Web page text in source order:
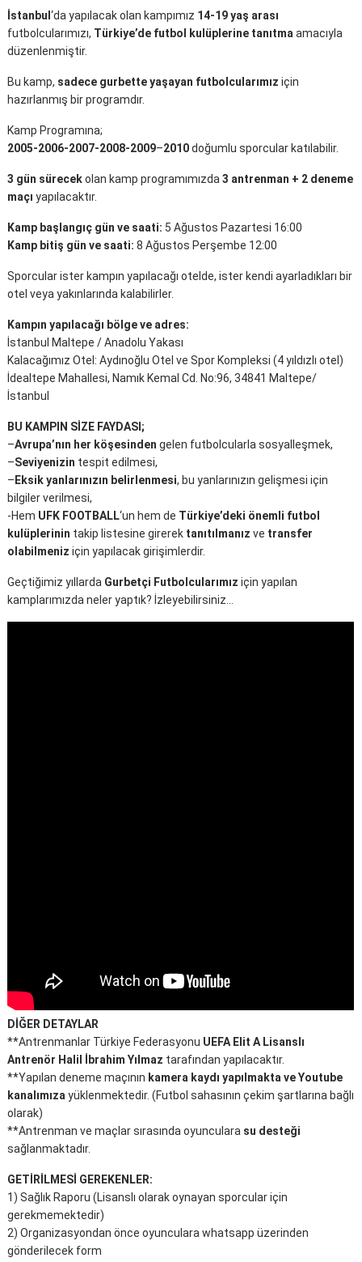
İstanbul‘da yapılacak olan kampımız 14-19 yaş arası
futbolcularımızı, Türkiye’de futbol kulüplerine tanıtmaamacıyla
düzenlenmiştir.
Bu kamp, sadece gurbette yaşayan futbolcularımız için
hazırlanmış bir programdır.
Kamp Programına;
2005-2006-2007-2008-2009–2010doğumlu sporcular katılabilir.
3 gün sürecekolan kamp programımızda3 antrenman + 2 deneme
maçı yapılacaktır.
Kamp başlangıç gün ve saati: 5 Ağustos Pazartesi 16:00
Kamp bitiş gün ve saati: 8 Ağustos Perşembe 12:00
Sporcular ister kampın yapılacağı otelde, ister kendi ayarladıkları bir
otel veya yakınlarında kalabilirler.
Kampın yapılacağı bölge ve adres:
İstanbul Maltepe / Anadolu Yakası
Kalacağımız Otel: Aydınoğlu Otel ve Spor Kompleksi (4 yıldızlı otel)
İdealtepe Mahallesi, Namık Kemal Cd. No:96, 34841 Maltepe/
İstanbul
BU KAMPIN SİZE FAYDASI;
–Avrupa’nın her köşesinden gelen futbolcularla sosyalleşmek,
–Seviyenizin tespit edilmesi,
– Eksik yanlarınızın belirlenmesi, bu yanlarınızın gelişmesi için
bilgiler verilmesi,
-Hem UFK FOOTBALL‘un hem de Türkiye’deki önemli futbol
kulüplerinin takip listesine girerek tanıtılmanız ve transfer
olabilmeniz için yapılacak girişimlerdir.
Geçtiğimiz yıllarda Gurbetçi Futbolcularımız için yapılan
kamplarımızda neler yaptık? İzleyebilirsiniz…
DİĞER DETAYLAR
**Antrenmanlar Türkiye Federasyonu UEFA Elit A Lisanslı
Antrenör Halil İbrahim Yılmaz tarafından yapılacaktır.
**Yapılan deneme maçının kamera kaydı yapılmakta ve Youtube
kanalımızayüklenmektedir. (Futbol sahasının çekim şartlarına bağlı
olarak)
**Antrenman ve maçlar sırasında oyunculara su desteği
sağlanmaktadır.
GETİRİLMESİ GEREKENLER:
1) Sağlık Raporu (Lisanslı olarak oynayan sporcular için
gerekmemektedir)
2) Organizasyondan önce oyunculara whatsapp üzerinden
gönderilecek form